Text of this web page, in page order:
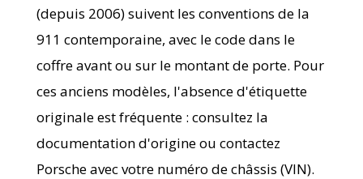
(depuis 2006) suivent les conventions de la
911 contemporaine, avec le code dans le
coffre avant ou sur le montant de porte. Pour
ces anciens modèles, l'absence d'étiquette
originale est fréquente : consultez la
documentation d'origine ou contactez
Porsche avec votre numéro de châssis (VIN).